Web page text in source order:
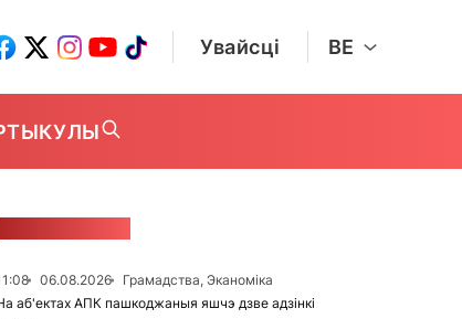
Увайсці BE
06.08.2026
Грамадства, Эканоміка
аб'ектах АПК пашкоджаныя яшчэ дзве адзінкі